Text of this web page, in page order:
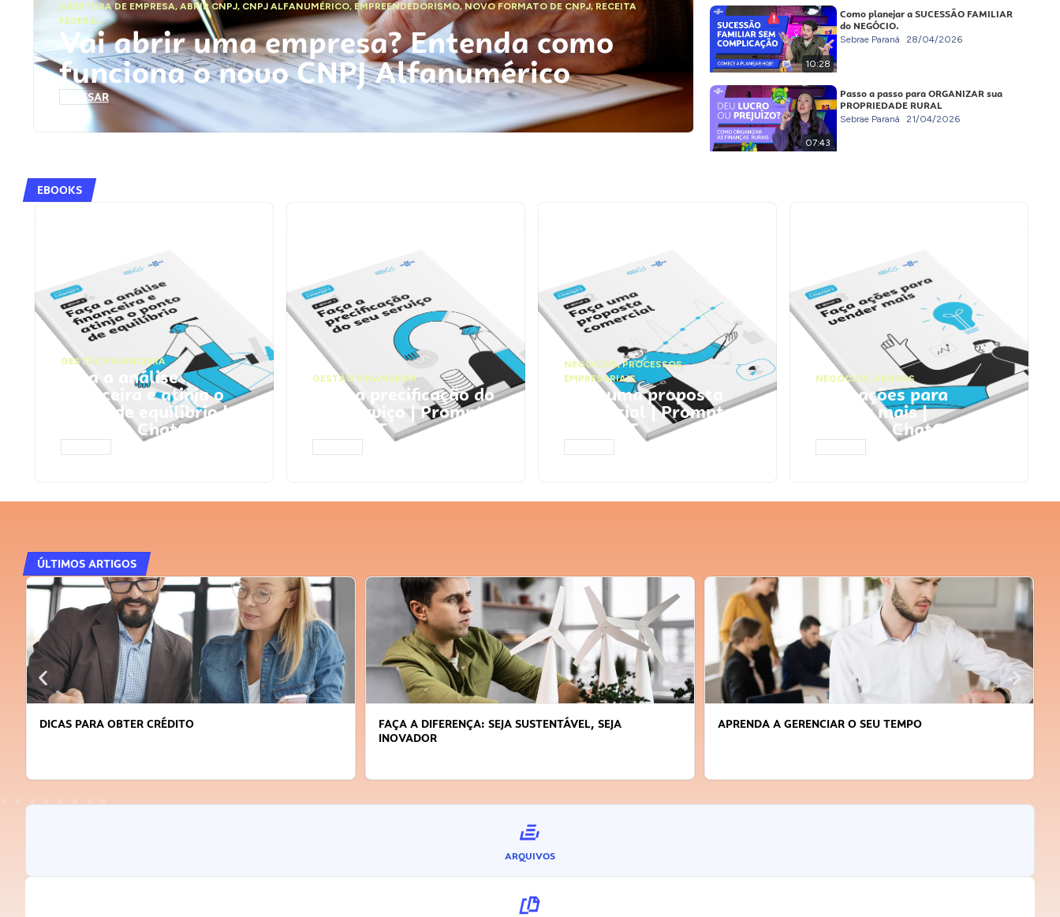
ABERTURA DE EMPRESA,ABRIR CNPJ, CNPJ ALFANUMÉRICO, EMPREENDEDORISMO,NOVO FORMATO DE CNPJ,RECEITA
FEDERAL
Vai abrir uma empresa? Entenda como
funciona o novo CNPJ Alfanumérico
ACESSAR
10:28
Como planejar a SUCESSÃO FAMILIAR
do NEGÓCIO.
Sebrae Paraná 28/04/2026
07:43
Passo a passo para ORGANIZAR sua
PROPRIEDADE RURAL
Sebrae Paraná 21/04/2026
EBOOKS
GESTÃO FINANCEIRA
Faça a análise
financeira e atinja o
ponto de equilíbrio |
Prompts ChatGPT
GESTÃO FINANCEIRA
Faça a precificação do
seu serviço | Prompts
ChatGPT
NEGÓCIOS,PROCESSOS
EMPRESARIAIS
Faça uma proposta
comercial | Prompts
ChatGPT
NEGÓCIOS, VENDAS
Faça ações para
vender mais |
Prompts ChatGPT
ÚLTIMOS ARTIGOS
DICAS PARA OBTER CRÉDITO
FAÇA A DIFERENÇA: SEJA SUSTENTÁVEL, SEJA
INOVADOR
APRENDA A GERENCIAR O SEU TEMPO
ARQUIVOS